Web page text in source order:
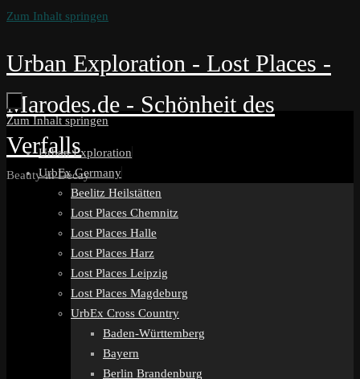
Zum Inhalt springen
Urban Exploration - Lost Places -
Marodes.de - Schönheit des
Verfalls
Beauty in Decay
Zum Inhalt springen
Urban Exploration
UrbEx Germany
Beelitz Heilstätten
Lost Places Chemnitz
Lost Places Halle
Lost Places Harz
Lost Places Leipzig
Lost Places Magdeburg
UrbEx Cross Country
Baden-Württemberg
Bayern
Berlin Brandenburg